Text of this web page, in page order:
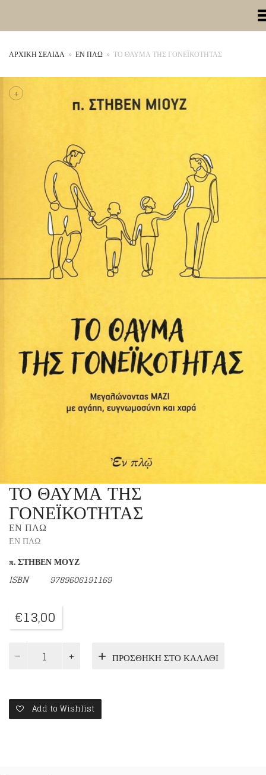
Toggle
ΑΡΧΙΚΉ ΣΕΛΊΔΑ » ΕΝ ΠΛΩ » ΤΟ ΘΑΥΜΑ ΤΗΣ ΓΟΝΕΪΚΟΤΗΤΑΣ
+
ΤΟ ΘΑΥΜΑ ΤΗΣ
ΓΟΝΕΪΚΟΤΗΤΑΣ
ΕΝ ΠΛΩ
ΕΝ ΠΛΩ
π. ΣΤΗΒΕΝ ΜΟΥΖ
ISBN
9789606191169
€13,00
ΘΑΥΜΑ
ποσότητα
ΠΡΟΣΘΉΚΗ ΣΤΟ ΚΑΛΆΘΙ
Add to Wishlist